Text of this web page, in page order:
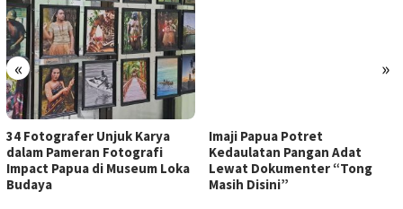
« »
34 Fotografer Unjuk Karya
dalam Pameran Fotografi
Impact Papua di Museum Loka
Budaya
Imaji Papua Potret
Kedaulatan Pangan Adat
Lewat Dokumenter “Tong
Masih Disini”